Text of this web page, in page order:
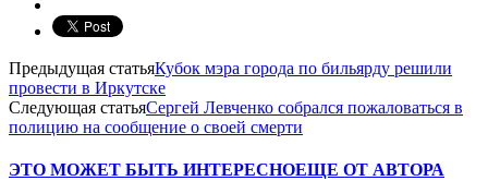
Предыдущая статьяКубок мэра города по бильярду решили
провести в Иркутске
Следующая статьяСергей Левченко собрался пожаловаться в
полицию на сообщение о своей смерти
ЭТО МОЖЕТ БЫТЬ ИНТЕРЕСНОЕЩЕ ОТ АВТОРА